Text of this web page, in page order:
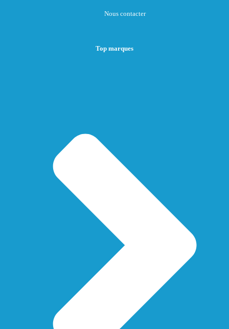
Nous contacter
Top marques